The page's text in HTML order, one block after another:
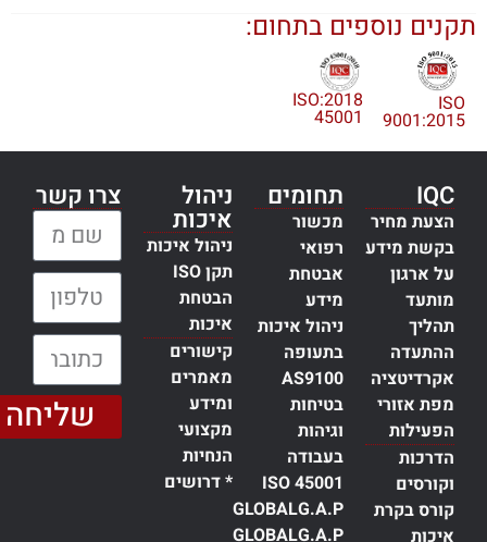
נוספים בתחום:
ISO
9001:2015
2018:ISO
45001
IQC
הצעת מחיר
בקשת מידע
על ארגון
מותעד
תהליך
ההתעדה
אקרדיטציה
מפת אזורי
הפעילות
הדרכות
וקורסים
קורס בקרת
איכות
תחומים
מכשור
רפואי
אבטחת
מידע
ניהול איכות
בתעופה
AS9100
בטיחות
וגיהות
בעבודה
ISO 45001
GLOBALG.A.P
GLOBALG.A.P
ניהול
איכות
ניהול איכות
תקן ISO
הבטחת
איכות
קישורים
מאמרים
ומידע
מקצועי
הנחיות
* דרושים
צרו קשר
שליחה